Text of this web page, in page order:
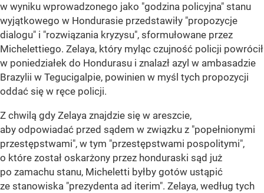
w wyniku wprowadzonego jako "godzina policyjna" stanu
wyjątkowego w Hondurasie przedstawiły "propozycje
dialogu" i "rozwiązania kryzysu", sformułowane przez
Michelettiego. Zelaya, który myląc czujność policji powrócił
w poniedziałek do Hondurasu i znalazł azyl w ambasadzie
Brazylii w Tegucigalpie, powinien w myśl tych propozycji
oddać się w ręce policji.
Z chwilą gdy Zelaya znajdzie się w areszcie,
aby odpowiadać przed sądem w związku z "popełnionymi
przestępstwami", w tym "przestępstwami pospolitymi",
o które został oskarżony przez honduraski sąd już
po zamachu stanu, Micheletti byłby gotów ustąpić
ze stanowiska "prezydenta ad iterim". Zelaya, według tych